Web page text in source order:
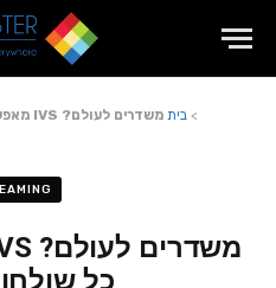
>בית משדרים לעולם? IVS מאפשרת להפוך כל שולחן לאולפן
כל